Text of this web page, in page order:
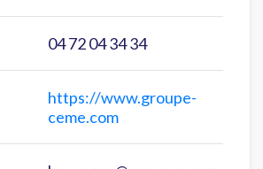
04 72 04 34 34
https://www.groupe-
ceme.com